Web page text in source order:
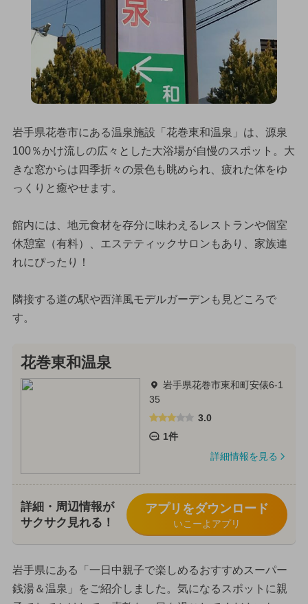
岩手県花巻市にある温泉施設「花巻東和温泉」は、源泉
100％かけ流しの広々とした大浴場が自慢のスポット。大
きな窓からは四季折々の景色も眺められ、疲れた体をゆ
っくりと癒やせます。
館内には、地元食材を存分に味わえるレストランや個室
休憩室（有料）、エステティックサロンもあり、家族連
れにぴったり！
隣接する道の駅や西洋風モデルガーデンも見どころで
す。
花巻東和温泉
岩手県花巻市東和町安俵6-1
35
3.0
1件
詳細情報を見る
詳細・周辺情報が
サクサク見れる！
アプリをダウンロード
いこーよアプリ
岩手県にある「一日中親子で楽しめるおすすめスーパー
銭湯＆温泉」をご紹介しました。気になるスポットに親